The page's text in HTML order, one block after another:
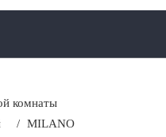
комнаты
MILANO